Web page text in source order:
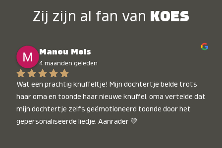
Zij zijn al fan van KOES
Manou Mols
4 maanden geleden
Wat een prachtig knuffeltje! Mijn dochtertje belde trots
haar oma en toonde haar nieuwe knuffel, oma vertelde dat
mijn dochtertje zelfs geëmotioneerd toonde door het
gepersonaliseerde liedje. Aanrader 💛